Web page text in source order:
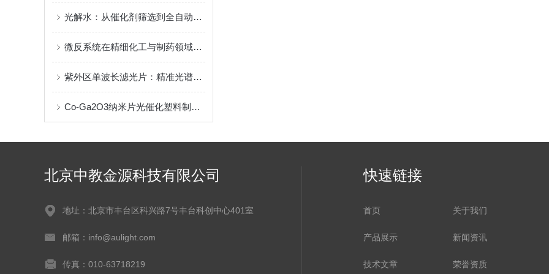
光解水：从催化剂筛选到全自动在线分析的技术突破
微反系统在精细化工与制药领域的创新应用
紫外区单波长滤光片：精准光谱调控的科研基石
Co-Ga2O3纳米片光催化塑料制合成气
北京中教金源科技有限公司
地址：北京市丰台区科兴路7号丰台科创中心401室
邮箱：info@aulight.com
传真：010-63718219
快速链接
首页 关于我们
产品展示 新闻资讯
技术文章 荣誉资质